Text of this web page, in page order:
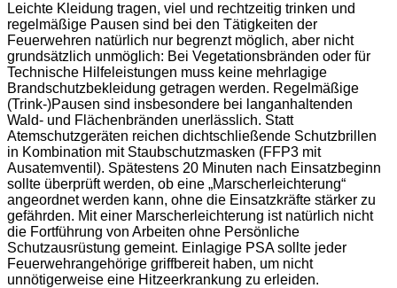
Leichte Kleidung tragen, viel und rechtzeitig trinken und
regelmäßige Pausen sind bei den Tätigkeiten der
Feuerwehren natürlich nur begrenzt möglich, aber nicht
grundsätzlich unmöglich: Bei Vegetationsbränden oder für
Technische Hilfeleistungen muss keine mehrlagige
Brandschutzbekleidung getragen werden. Regelmäßige
(Trink-)Pausen sind insbesondere bei langanhaltenden
Wald- und Flächenbränden unerlässlich. Statt
Atemschutzgeräten reichen dichtschließende Schutzbrillen
in Kombination mit Staubschutzmasken (FFP3 mit
Ausatemventil). Spätestens 20 Minuten nach Einsatzbeginn
sollte überprüft werden, ob eine „Marscherleichterung“
angeordnet werden kann, ohne die Einsatzkräfte stärker zu
gefährden. Mit einer Marscherleichterung ist natürlich nicht
die Fortführung von Arbeiten ohne Persönliche
Schutzausrüstung gemeint. Einlagige PSA sollte jeder
Feuerwehrangehörige griffbereit haben, um nicht
unnötigerweise eine Hitzeerkrankung zu erleiden.